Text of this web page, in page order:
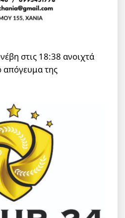
στις 18:38 ανοιχτά
απόγευμα της